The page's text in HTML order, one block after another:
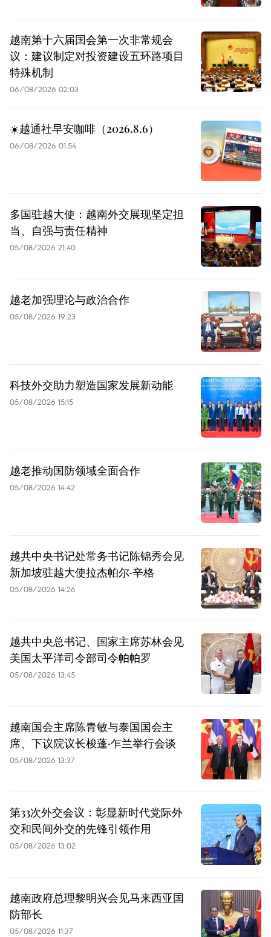
越南第十六届国会第一次非常规会
议：建议制定对投资建设五环路项目
特殊机制
06/08/2026 02:03
☀️越通社早安咖啡（2026.8.6）
06/08/2026 01:54
多国驻越大使：越南外交展现坚定担
当、自强与责任精神
05/08/2026 21:40
越老加强理论与政治合作
05/08/2026 19:23
科技外交助力塑造国家发展新动能
05/08/2026 15:15
越老推动国防领域全面合作
05/08/2026 14:42
越共中央书记处常务书记陈锦秀会见
新加坡驻越大使拉杰帕尔·辛格
05/08/2026 14:26
越共中央总书记、国家主席苏林会见
美国太平洋司令部司令帕帕罗
05/08/2026 13:45
越南国会主席陈青敏与泰国国会主
席、下议院议长梭蓬·乍兰举行会谈
05/08/2026 13:37
第33次外交会议：彰显新时代党际外
交和民间外交的先锋引领作用
05/08/2026 13:02
越南政府总理黎明兴会见马来西亚国
防部长
05/08/2026 11:37